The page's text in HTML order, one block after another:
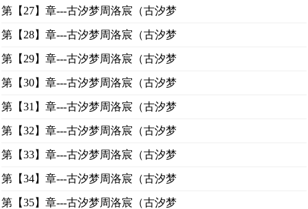
第【27】章---古汐梦周洛宸（古汐梦
第【28】章---古汐梦周洛宸（古汐梦
第【29】章---古汐梦周洛宸（古汐梦
第【30】章---古汐梦周洛宸（古汐梦
第【31】章---古汐梦周洛宸（古汐梦
第【32】章---古汐梦周洛宸（古汐梦
第【33】章---古汐梦周洛宸（古汐梦
第【34】章---古汐梦周洛宸（古汐梦
第【35】章---古汐梦周洛宸（古汐梦